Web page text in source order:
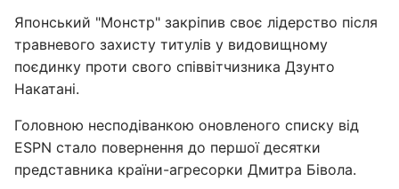
Японський "Монстр" закріпив своє лідерство після
травневого захисту титулів у видовищному
поєдинку проти свого співвітчизника Дзунто
Накатані.
Головною несподіванкою оновленого списку від
ESPN стало повернення до першої десятки
представника країни-агресорки Дмитра Бівола.